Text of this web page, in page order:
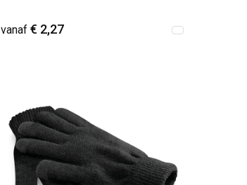
vanaf € 2,27
Minimale afname: 50